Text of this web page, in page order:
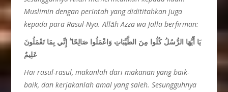
Muslimin dengan perintah yang didititahkan juga
kepada para Rasul-Nya. Allȃh Azza wa Jalla berfirman:
يَا أَيُّهَا الرُّسُلُ كُلُوا مِنَ الطَّيِّبَاتِ وَاعْمَلُوا صَالِحًاۖ إِنِّي بِمَا تَعْمَلُونَ
عَلِيمٌ
Hai rasul-rasul, makanlah dari makanan yang baik-
baik, dan kerjakanlah amal yang saleh. Sesungguhnya